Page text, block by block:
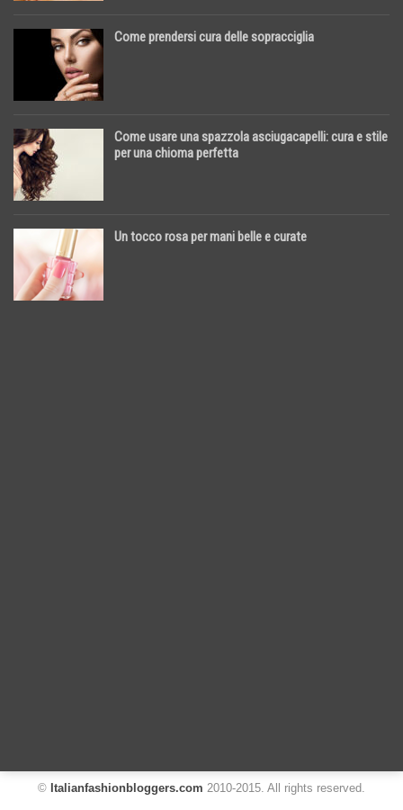
Come prendersi cura delle sopracciglia
Come usare una spazzola asciugacapelli: cura e stile
per una chioma perfetta
Un tocco rosa per mani belle e curate
© Italianfashionbloggers.com 2010-2015. All rights reserved.